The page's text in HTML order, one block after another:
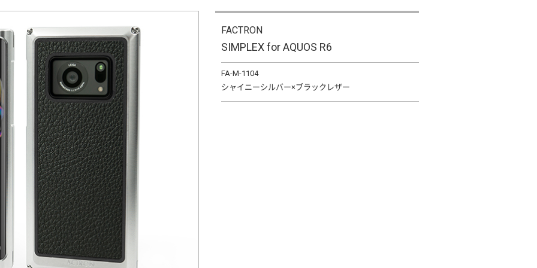
をクリックして、 機種を選択してください
FACTRON
SIMPLEX for AQUOS R6
FA-M-1104
シャイニーシルバー×ブラックレザー